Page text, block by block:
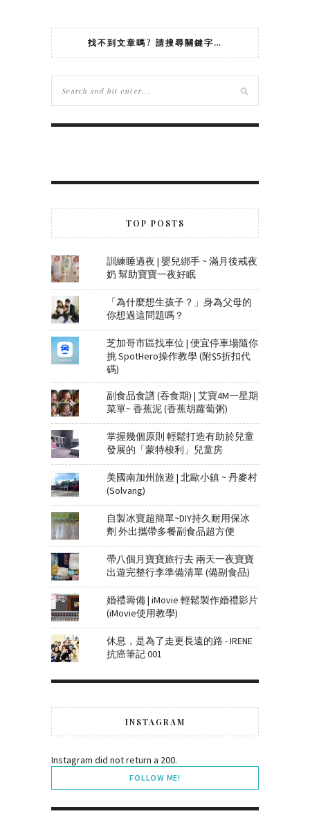
找不到文章嗎? 請搜尋關鍵字…
TOP POSTS
訓練睡過夜 | 嬰兒綁手 ~ 滿月後戒夜
奶 幫助寶寶一夜好眠
「為什麼想生孩子？」身為父母的
你想過這問題嗎？
芝加哥市區找車位 | 便宜停車場隨你
挑 SpotHero操作教學 (附$5折扣代
碼)
副食品食譜 (吞食期) | 艾寶4M一星期
菜單~ 香蕉泥 (香蕉胡蘿蔔粥)
掌握幾個原則 輕鬆打造有助於兒童
發展的「蒙特梭利」兒童房
美國南加州旅遊 | 北歐小鎮 ~ 丹麥村
(Solvang)
自製冰寶超簡單~DIY持久耐用保冰
劑 外出攜帶多餐副食品超方便
帶八個月寶寶旅行去 兩天一夜寶寶
出遊完整行李準備清單 (備副食品)
婚禮籌備 | iMovie 輕鬆製作婚禮影片
(iMovie使用教學)
休息，是為了走更長遠的路 - IRENE
抗癌筆記 001
INSTAGRAM
Instagram did not return a 200.
FOLLOW ME!